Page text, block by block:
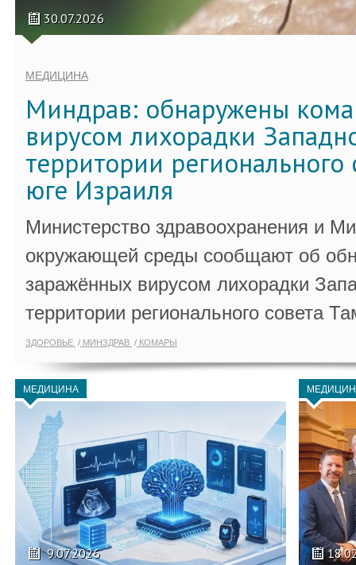
30.07.2026
МЕДИЦИНА
Миндрав: обнаружены
вирусом лихорадки
территории регионального
юге Израиля
Министерство здравоохранения и
окружающей среды сообщают об
заражённых вирусом лихорадки
территории регионального совета
ЗДОРОВЬЕ МИНЗДРАВ КОМАРЫ
МЕДИЦИНА
9.07.2026